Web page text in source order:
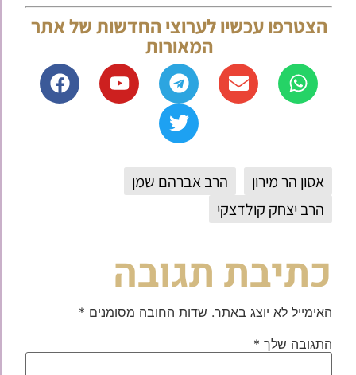
הצטרפו עכשיו לערוצי החדשות של אתר
המאורות
אסון הר מירון
הרב אברהם שמן
הרב יצחק קולדצקי
כתיבת תגובה
האימייל לא יוצג באתר. שדות החובה מסומנים *
התגובה שלך *